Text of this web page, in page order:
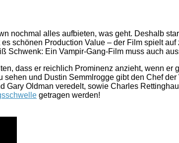
nochmal alles aufbieten, was geht. Deshalb
es schönen Production Value – der Film spielt
Schwenk: Ein Vampir-Gang-Film muss auch
dass er reichlich Prominenz anzieht, wenn er
und Dustin Semmlrogge gibt den Chef der
Oldman veredelt, sowie Charles
getragen werden!